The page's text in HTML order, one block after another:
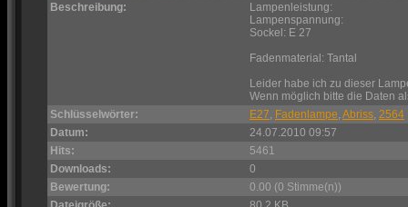
Beschreibung:
Lampenleistung:
Lampenspannung:
Sockel: E 27
Fadenmaterial: Tantal
Leider habe ich zu dieser
Wenn möglich bitte die Daten
Schlüsselwörter:
E27, Fadenlampe, Abriss, 2564
Datum:
24.07.2010 09:57
Hits:
5461
Downloads:
0
Bewertung:
0.00 (0 Stimme(n))